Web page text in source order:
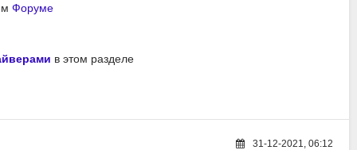
Форуме
в этом разделе
31-12-2021, 06:12